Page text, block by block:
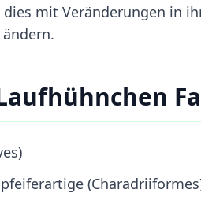
mit Veränderungen in